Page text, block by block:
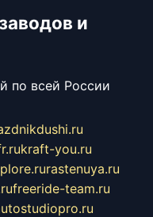
и
по всей России
kraft-you.ru
rastenuya.ru
freeride-team.ru